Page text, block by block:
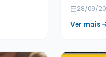
28/09/
Ver mais